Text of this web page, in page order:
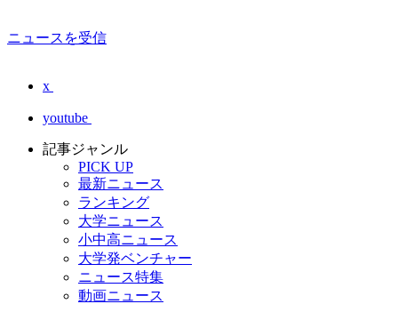
ニュースを受信
x
youtube
記事ジャンル
PICK UP
最新ニュース
ランキング
大学ニュース
小中高ニュース
大学発ベンチャー
ニュース特集
動画ニュース